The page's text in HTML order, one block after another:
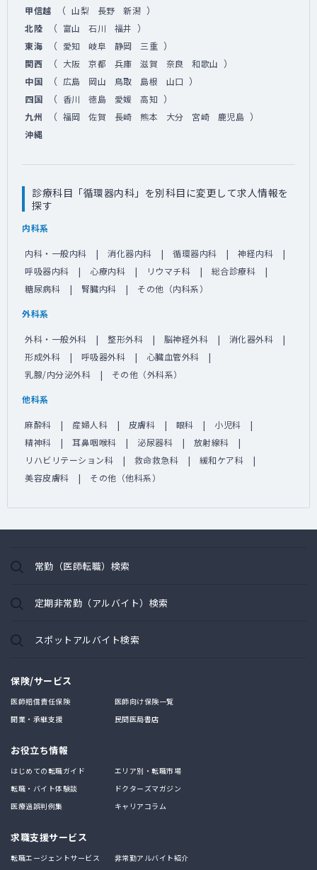
甲信越 （ 山梨 長野 新潟 ）
北陸 （ 富山 石川 福井 ）
東海 （ 愛知 岐阜 静岡 三重 ）
関西 （ 大阪 京都 兵庫 滋賀 奈良 和歌山 ）
中国 （ 広島 岡山 鳥取 島根 山口 ）
四国 （ 香川 徳島 愛媛 高知 ）
九州 （ 福岡 佐賀 長崎 熊本 大分 宮崎 鹿児島 ）
沖縄
診療科目「循環器内科」を別科目に変更して求人情報を
探す
内科系
内科・一般内科 消化器内科 循環器内科
神経内科
呼吸器内科
心療内科 リウマチ科
総合診療科
糖尿病科
腎臓内科 その他（内科系）
外科系
外科・一般外科 整形外科 脳神経外科
消化器外科
形成外科
呼吸器外科
心臓血管外科
乳腺/内分泌外科
その他（外科系）
他科系
麻酔科 産婦人科 皮膚科 眼科
小児科
精神科
耳鼻咽喉科 泌尿器科
放射線科
リハビリテーション科
救命救急科
緩和ケア科
美容皮膚科
その他（他科系）
常勤（医師転職）検索
定期非常勤（アルバイト）検索
スポットアルバイト検索
保険/サービス
医師賠償責任保険
医師向け保険一覧
開業・承継支援
民間医局書店
お役立ち情報
はじめての転職ガイド
エリア別・転職市場
転職・バイト体験談
ドクターズマガジン
医療過誤判例集
キャリアコラム
求職支援サービス
転職エージェントサービス
非常勤アルバイト紹介